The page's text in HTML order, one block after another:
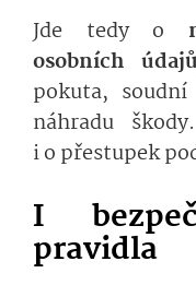
Jde tedy o
osobních údajů
pokuta,
náhradu
i o přestupek
I
pravidla